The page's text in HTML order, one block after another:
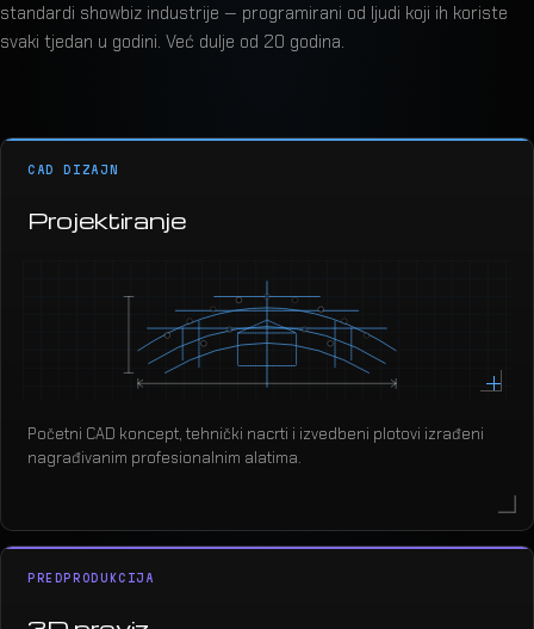
standardi showbiz industrije — programirani od ljudi koji ih koriste
svaki tjedan u godini. Već dulje od 20 godina.
CAD DIZAJN
Projektiranje
Početni CAD koncept, tehnički nacrti i izvedbeni plotovi izrađeni
nagrađivanim profesionalnim alatima.
PREDPRODUKCIJA